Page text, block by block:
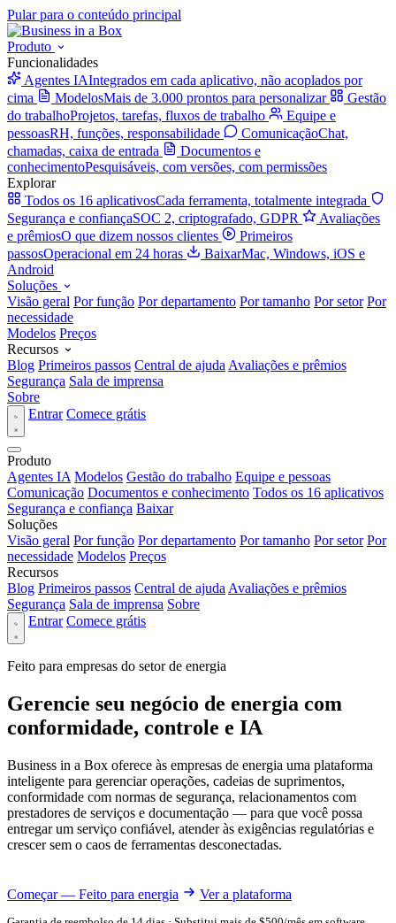
Pular para o conteúdo principal
Produto
Funcionalidades
Agentes IAIntegrados em cada aplicativo, não acoplados por
cima
ModelosMais de 3.000 prontos para personalizar
Gestão
do trabalhoProjetos, tarefas, fluxos de trabalho
Equipe e
pessoasRH, funções, responsabilidade ComunicaçãoChat,
chamadas, caixa de entrada
Documentos e
conhecimentoPesquisáveis, com versões, com permissões
Explorar
Todos os 16 aplicativosCada ferramenta, totalmente integrada
Segurança e confiançaSOC 2, criptografado, GDPR
Avaliações
e prêmiosO que dizem nossos clientes
Primeiros
passosOperacional em 24 horas BaixarMac, Windows, iOS e
Android
Soluções
Visão geral Por função Por departamento Por tamanho Por setor Por
necessidade
Modelos Preços
Recursos
Blog Primeiros passos Central de ajuda Avaliações e prêmios
Segurança Sala de imprensa
Sobre
Entrar Comece grátis
Produto
Agentes IA Modelos Gestão do trabalho Equipe e pessoas
Comunicação Documentos e conhecimento Todos os 16 aplicativos
Segurança e confiança Baixar
Soluções
Visão geral Por função Por departamento Por tamanho Por setor Por
necessidade Modelos Preços
Recursos
Blog Primeiros passos Central de ajuda Avaliações e prêmios
Segurança Sala de imprensa Sobre
Entrar Comece grátis
Feito para empresas do setor de energia
Gerencie seu negócio de energia com
conformidade, controle e IA
Business in a Box oferece às empresas de energia uma plataforma
inteligente para gerenciar operações, cadeias de suprimentos,
conformidade com normas de segurança, relacionamentos com
prestadores de serviços e documentação — para que você possa
entregar um serviço confiável, atender às exigências regulatórias e
crescer sem o caos de ferramentas desconectadas.
Começar — Feito para energia Ver a plataforma